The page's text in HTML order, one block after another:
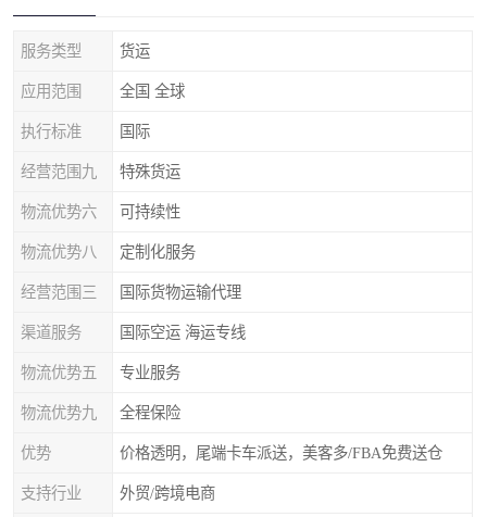
服务类型 货运
应用范围 全国 全球
执行标准 国际
经营范围九 特殊货运
物流优势六 可持续性
物流优势八 定制化服务
经营范围三 国际货物运输代理
渠道服务 国际空运 海运专线
物流优势五 专业服务
物流优势九 全程保险
优势 价格透明，尾端卡车派送，美客多/FBA免费送仓
支持行业 外贸/跨境电商